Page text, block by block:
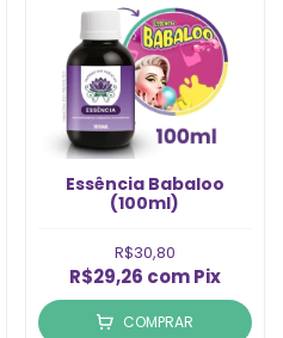
Essência Babaloo
(100ml)
R$30,80
R$29,26 com Pix
COMPRAR